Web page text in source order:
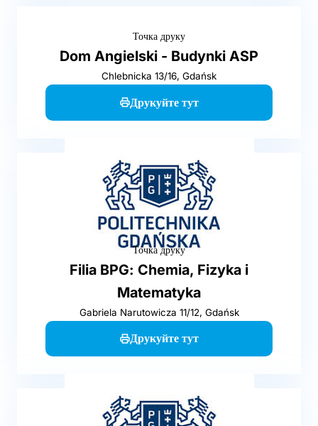
Точка друку
Dom Angielski - Budynki ASP
Chlebnicka 13/16, Gdańsk
Друкуйте тут
Точка друку
Filia BPG: Chemia, Fizyka i
Matematyka
Gabriela Narutowicza 11/12, Gdańsk
Друкуйте тут